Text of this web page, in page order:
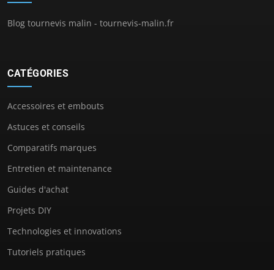
Blog tournevis malin - tournevis-malin.fr
CATÉGORIES
Accessoires et embouts
Astuces et conseils
Comparatifs marques
Entretien et maintenance
Guides d'achat
Projets DIY
Technologies et innovations
Tutoriels pratiques